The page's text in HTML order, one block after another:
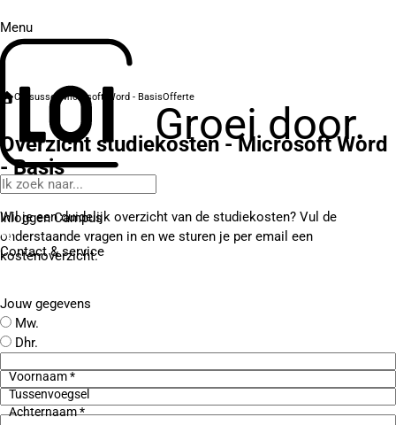
Menu
Groei door.
Inloggen Campus
Contact& service
Cursussen Microsoft Word - BasisOfferte
Overzicht studiekosten - Microsoft Word
- Basis
Wil je een duidelijk overzicht van de studiekosten? Vul de
onderstaande vragen in en we sturen je per email een
kostenoverzicht.
Jouw gegevens
Mw.
Dhr.
Voornaam *
Tussenvoegsel
Achternaam *